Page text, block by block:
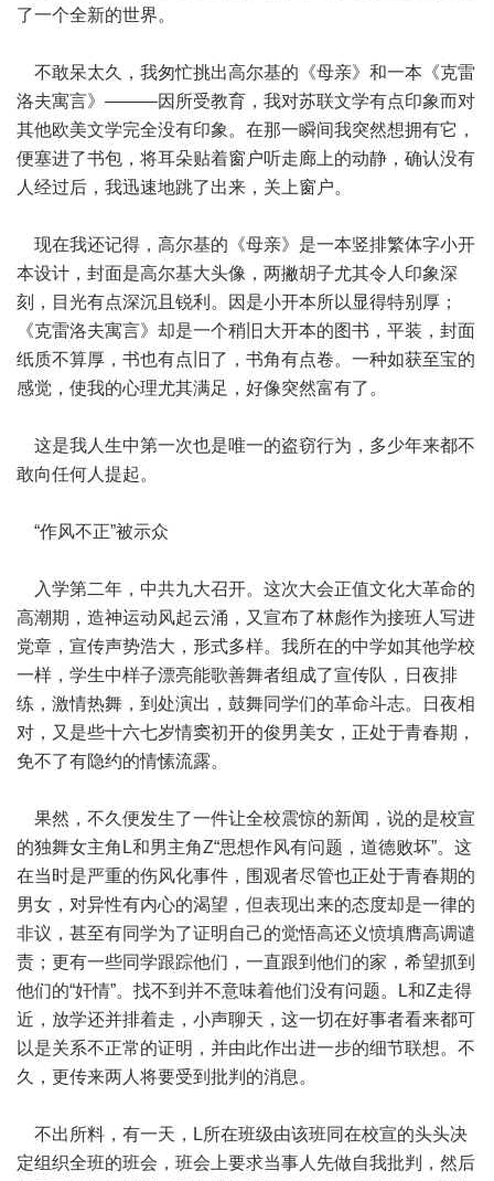
了一个全新的世界。
不敢呆太久，我匆忙挑出高尔基的《母亲》和一本《克雷
洛夫寓言》———因所受教育，我对苏联文学有点印象而对
其他欧美文学完全没有印象。在那一瞬间我突然想拥有它，
便塞进了书包，将耳朵贴着窗户听走廊上的动静，确认没有
人经过后，我迅速地跳了出来，关上窗户。
现在我还记得，高尔基的《母亲》是一本竖排繁体字小开
本设计，封面是高尔基大头像，两撇胡子尤其令人印象深
刻，目光有点深沉且锐利。因是小开本所以显得特别厚；
《克雷洛夫寓言》却是一个稍旧大开本的图书，平装，封面
纸质不算厚，书也有点旧了，书角有点卷。一种如获至宝的
感觉，使我的心理尤其满足，好像突然富有了。
这是我人生中第一次也是唯一的盗窃行为，多少年来都不
敢向任何人提起。
“作风不正”被示众
入学第二年，中共九大召开。这次大会正值文化大革命的
高潮期，造神运动风起云涌，又宣布了林彪作为接班人写进
党章，宣传声势浩大，形式多样。我所在的中学如其他学校
一样，学生中样子漂亮能歌善舞者组成了宣传队，日夜排
练，激情热舞，到处演出，鼓舞同学们的革命斗志。日夜相
对，又是些十六七岁情窦初开的俊男美女，正处于青春期，
免不了有隐约的情愫流露。
果然，不久便发生了一件让全校震惊的新闻，说的是校宣
的独舞女主角L和男主角Z“思想作风有问题，道德败坏”。这
在当时是严重的伤风化事件，围观者尽管也正处于青春期的
男女，对异性有内心的渴望，但表现出来的态度却是一律的
非议，甚至有同学为了证明自己的觉悟高还义愤填膺高调谴
责；更有一些同学跟踪他们，一直跟到他们的家，希望抓到
他们的“奸情”。找不到并不意味着他们没有问题。L和Z走得
近，放学还并排着走，小声聊天，这一切在好事者看来都可
以是关系不正常的证明，并由此作出进一步的细节联想。不
久，更传来两人将要受到批判的消息。
不出所料，有一天，L所在班级由该班同在校宣的头头决
定组织全班的班会，班会上要求当事人先做自我批判，然后